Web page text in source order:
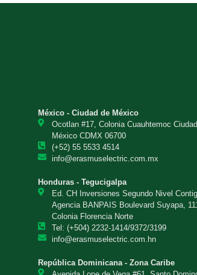
México - Ciudad de México
Ocotlan #17, Colonia Cuauhtemoc
México CDMX 06700
(+52) 55 5533 4514
info@erasmuselectric.com.mx
Honduras - Tegucigalpa
Ed. CH Inversiones Segundo Nivel
Agencia BANPAIS Boulevard Suyapa,
Colonia Florencia Norte
Tel: (+504) 2232-1414/9372/3199
info@erasmuselectric.com.hn
República Dominicana - Zona Caribe